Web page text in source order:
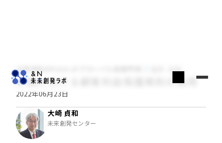
大崎貞和のPoint of グローバル金融市場
米国における顧客利益保護規則の適用
2022年06月23日
大崎 貞和
未来創発センター